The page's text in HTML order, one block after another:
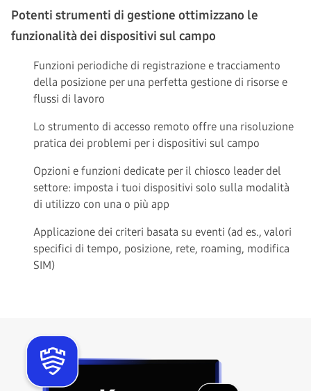
Potenti strumenti di gestione ottimizzano le
funzionalità dei dispositivi sul campo
Funzioni periodiche di registrazione e tracciamento
della posizione per una perfetta gestione di risorse e
flussi di lavoro
Lo strumento di accesso remoto offre una risoluzione
pratica dei problemi per i dispositivi sul campo
Opzioni e funzioni dedicate per il chiosco leader del
settore: imposta i tuoi dispositivi solo sulla modalità
di utilizzo con una o più app
Applicazione dei criteri basata su eventi (ad es., valori
specifici di tempo, posizione, rete, roaming, modifica
SIM)